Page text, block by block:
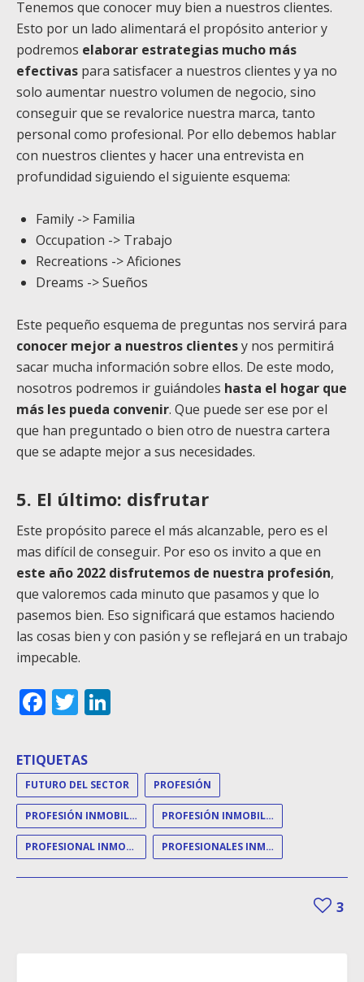
Tenemos que conocer muy bien a nuestros clientes.
Esto por un lado alimentará el propósito anterior y
podremos elaborar estrategias mucho más
efectivas para satisfacer a nuestros clientes y ya no
solo aumentar nuestro volumen de negocio, sino
conseguir que se revalorice nuestra marca, tanto
personal como profesional. Por ello debemos hablar
con nuestros clientes y hacer una entrevista en
profundidad siguiendo el siguiente esquema:
Family -> Familia
Occupation -> Trabajo
Recreations -> Aficiones
Dreams -> Sueños
Este pequeño esquema de preguntas nos servirá para
conocer mejor a nuestros clientesy nos permitirá
sacar mucha información sobre ellos. De este modo,
nosotros podremos ir guiándoles hasta el hogar que
más les pueda convenir. Que puede ser ese por el
que han preguntado o bien otro de nuestra cartera
que se adapte mejor a sus necesidades.
5. El último: disfrutar
Este propósito parece el más alcanzable, pero es el
mas difícil de conseguir. Por eso os invito a que en
este año 2022 disfrutemos de nuestra profesión,
que valoremos cada minuto que pasamos y que lo
pasemos bien. Eso significará que estamos haciendo
las cosas bien y con pasión y se reflejará en un trabajo
impecable.
Facebook
Twitter
ETIQUETAS
FUTURO DEL SECTOR PROFESIÓN
PROFESIÓN INMOBILIARIA PROFESIÓN INMOBILIARIO
PROFESIONAL INMOBILIARIO PROFESIONALES INMOBILIARIOS
3